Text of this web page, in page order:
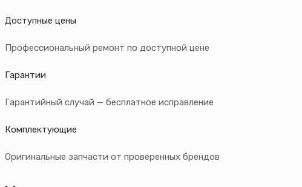
Доступные цены
Профессиональный ремонт по доступной цене
Гарантии
Гарантийный случай — бесплатное исправление
Комплектующие
Оригинальные запчасти от проверенных брендов